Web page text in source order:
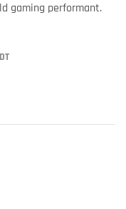
gaming performant.